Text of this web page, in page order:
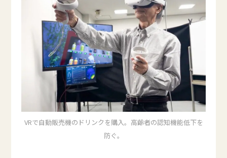
VRで自動販売機のドリンクを購入。高齢者の認知機能低下を
防ぐ。